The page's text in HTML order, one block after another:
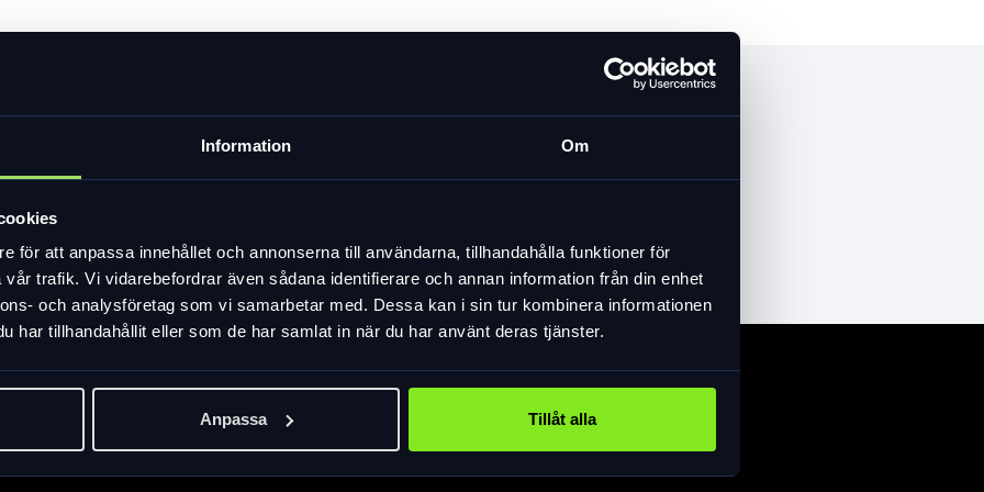
Information Om
för att anpassa innehållet och annonserna till användarna, tillhandahålla funktioner för
trafik. Vi vidarebefordrar även sådana identifierare och annan information från din enhet
och analysföretag som vi samarbetar med. Dessa kan i sin tur kombinera informationen
har tillhandahållit eller som de har samlat in när du har använt deras tjänster.
Anpassa Tillåt alla
Tubeless Ready-däck
gatudäck